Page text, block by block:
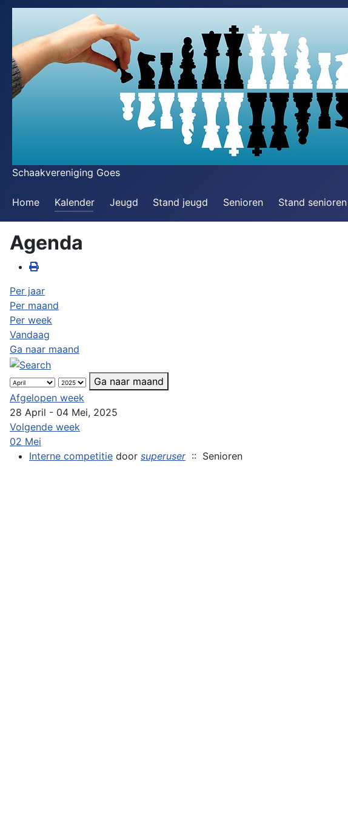
Schaakvereniging Goes
Home Kalender Jeugd Stand jeugd Senioren Stand senioren
Agenda
Per jaar
Per maand
Per week
Vandaag
Ga naar maand
Ga naar maand
Afgelopen week
28 April - 04 Mei, 2025
Volgende week
02 Mei
Interne competitie door superuser:: Senioren